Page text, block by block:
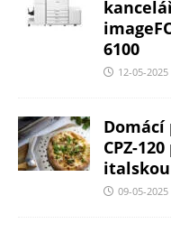
6100
12-05-2025
Domácí
CPZ-
09-05-2025